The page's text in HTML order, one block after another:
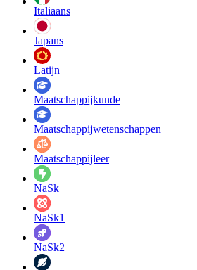
Italiaans
Japans
Latijn
Maatschappij­kunde
Maatschappij­wetenschappen
Maatschappijleer
NaSk
NaSk1
NaSk2